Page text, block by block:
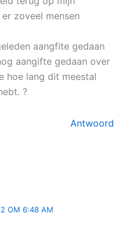
zoveel mensen
aangfite gedaan
aangifte gedaan over
hoe lang dit meestal
?
Antwoord
OM 6:48 AM